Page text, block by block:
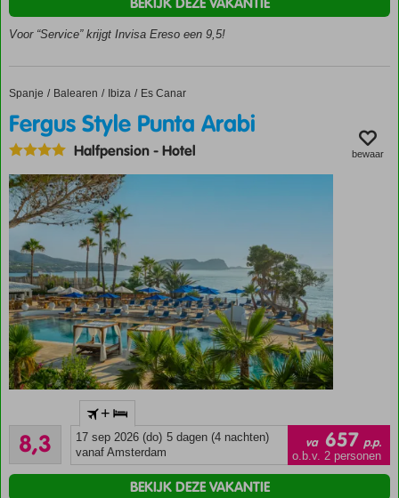
het
Activiteiten
voor groot
Voor “Service” krijgt Invisa Ereso een 9,5!
Home
Spanje Balearen Ibiza Es Canar
Fergus Style Punta Arabi
Fergus Style Punta Arabi
Halfpension-Hotel bewaar
strand
Heerlijk
zwembad
8,3
Zeer goed
16
beoordelingen
+
17 sep 2026 (do) 5 dagen (4 nachten)
vanaf Amsterdam
va 657 p.p.
o.b.v. 2 personen
BEKIJK DEZE VAKANTIE